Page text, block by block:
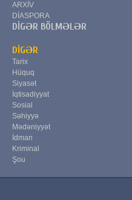
ARXİV
DİASPORA
DİGƏR BÖLMƏLƏR
DİGƏR
Tarix
Hüquq
Siyasət
İqtisadiyyat
Sosial
Səhiyyə
Mədəniyyət
İdman
Kriminal
Şou